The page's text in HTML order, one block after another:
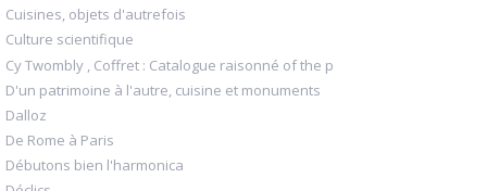
Cuisines, objets d'autrefois
Culture scientifique
Cy Twombly , Coffret : Catalogue raisonné of the p
D'un patrimoine à l'autre, cuisine et monuments
Dalloz
De Rome à Paris
Débutons bien l'harmonica